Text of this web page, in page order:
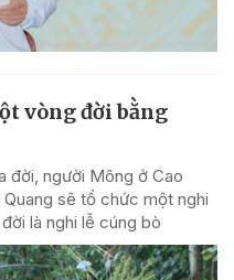
vòng đời bằng
đời, người Mông ở Cao
sẽ tổ chức một nghi
là nghi lễ cúng bò